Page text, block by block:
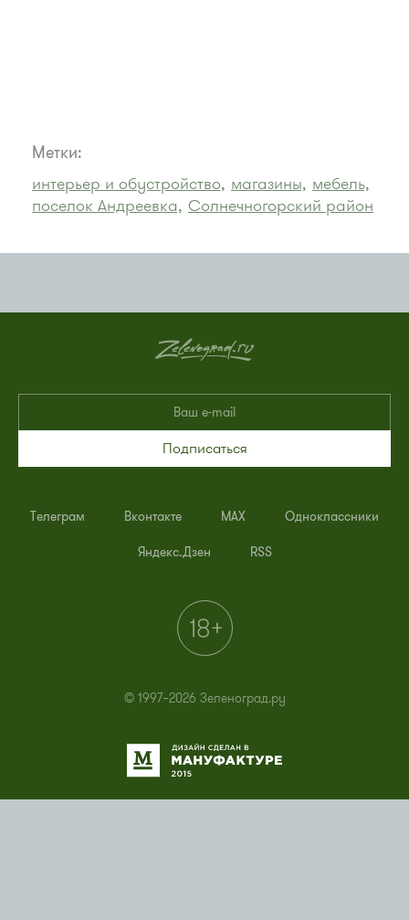
Метки:
интерьер и обустройство, магазины, мебель,
поселок Андреевка, Солнечногорский район
Подписаться
Телеграм Вконтакте MAX Одноклассники
Яндекс.Дзен RSS
© 1997–2026 Зеленоград.ру